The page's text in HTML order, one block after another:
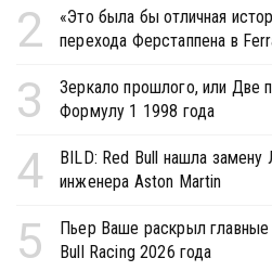
2
«Это была бы отличная
перехода Ферстаппена в
3
Зеркало прошлого, или Две
Формулу 1 1998 года
4
BILD: Red Bull нашла замену
инженера Aston Martin
5
Пьер Ваше раскрыл
Bull Racing 2026 года